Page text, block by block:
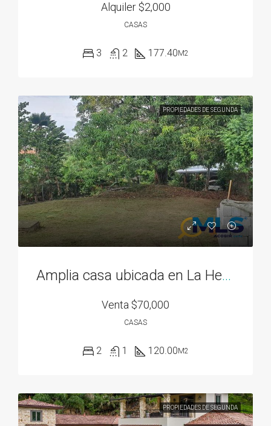
Alquiler$2,000
CASAS
3 2 177.40M2
PROPIEDADES DE SEGUNDA
Amplia casa ubicada en La Herradura 2
Venta $70,000
CASAS
2 1 120.00M2
PROPIEDADES DE SEGUNDA